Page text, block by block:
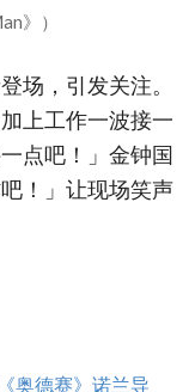
》）
场，引发关注。
上工作一波接一
点吧！」金钟国
！」让现场笑声
奥德赛》诺兰导